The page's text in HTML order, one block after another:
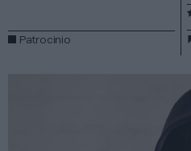
Patrocinio